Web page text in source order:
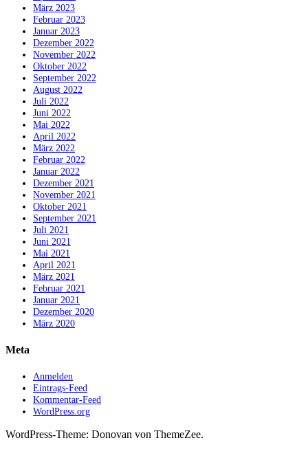
März 2023
Februar 2023
Januar 2023
Dezember 2022
November 2022
Oktober 2022
September 2022
August 2022
Juli 2022
Juni 2022
Mai 2022
April 2022
März 2022
Februar 2022
Januar 2022
Dezember 2021
November 2021
Oktober 2021
September 2021
Juli 2021
Juni 2021
Mai 2021
April 2021
März 2021
Februar 2021
Januar 2021
Dezember 2020
März 2020
Meta
Anmelden
Eintrags-Feed
Kommentar-Feed
WordPress.org
WordPress-Theme: Donovan von ThemeZee.